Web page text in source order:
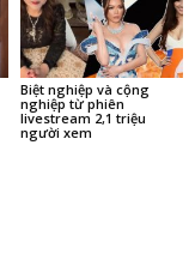
Biệt nghiệp và cộng
nghiệp từ phiên
livestream 2,1 triệu
người xem